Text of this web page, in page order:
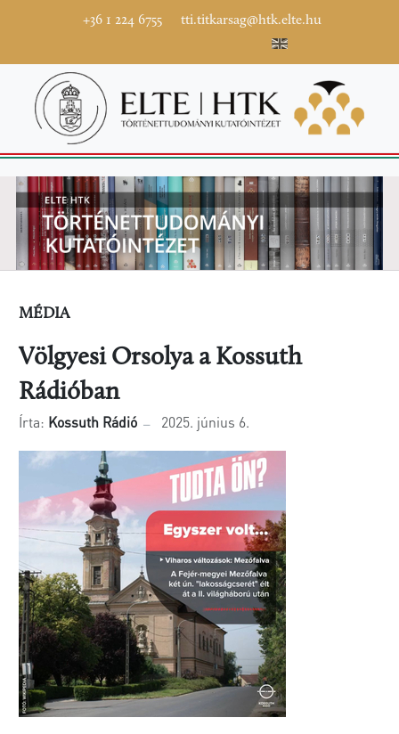
+36 1 224 6755 tti.titkarsag@htk.elte.hu
MÉDIA
Völgyesi Orsolya a Kossuth
Rádióban
Írta: Kossuth Rádió 2025. június 6.